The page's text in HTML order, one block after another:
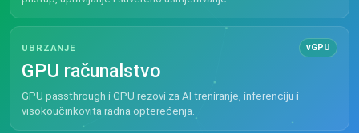
UBRZANJE
GPU računalstvo
GPU passthrough i GPU rezovi za AI treniranje, inferenciju i
visokoučinkovita radna opterećenja.
vGPU